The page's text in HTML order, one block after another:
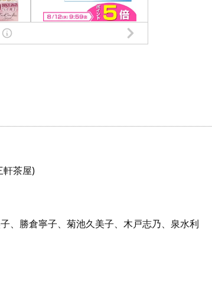
軒茶屋)
、勝倉寧子、菊池久美子、木戸志乃、泉水利